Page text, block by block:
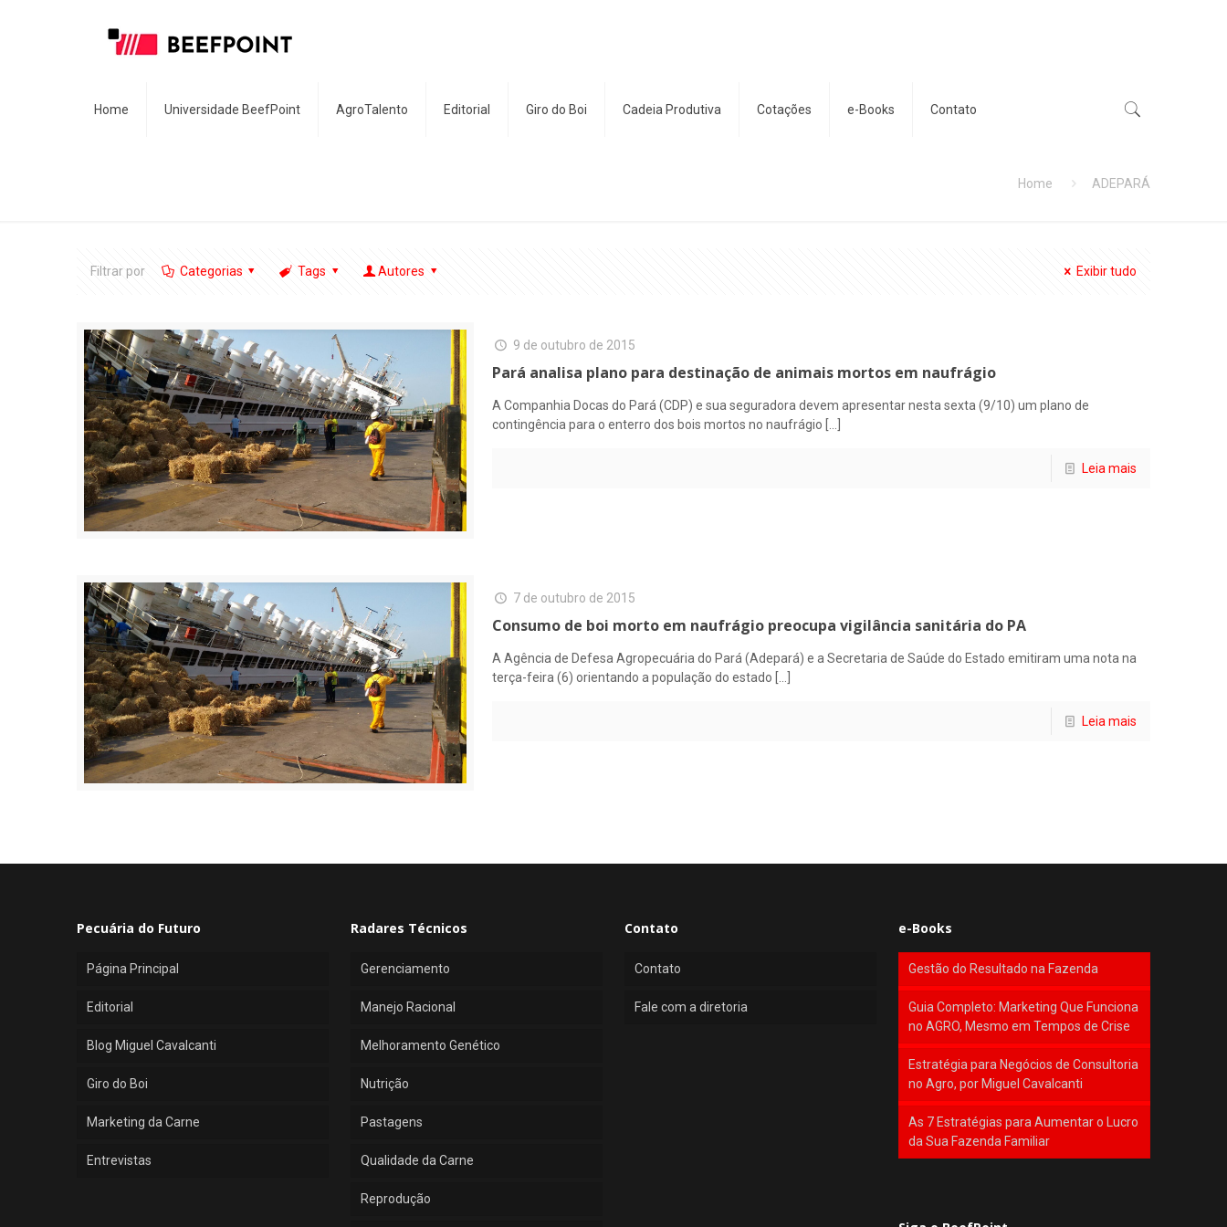
Home Universidade BeefPoint AgroTalento Editorial Giro do Boi Cadeia Produtiva Cotações e-Books Contato
Home ADEPARÁ
Filtrar por Categorias Tags Autores Exibir tudo
9 de outubro de 2015
Pará analisa plano para destinação de animais mortos em naufrágio
A Companhia Docas do Pará (CDP) e sua seguradora devem apresentar nesta sexta (9/10) um plano de
contingência para o enterro dos bois mortos no naufrágio
Leia mais
7 de outubro de 2015
Consumo de boi morto em naufrágio preocupa vigilância sanitária do PA
A Agência de Defesa Agropecuária do Pará (Adepará) e a Secretaria de Saúde do Estado emitiram uma nota na
terça-feira (6) orientando a população do estado
Leia mais
Pecuária do Futuro
Página Principal
Editorial
Blog Miguel Cavalcanti
Giro do Boi
Marketing da Carne
Entrevistas
Radares Técnicos
Gerenciamento
Manejo Racional
Melhoramento Genético
Nutrição
Pastagens
Qualidade da Carne
Reprodução
Contato
Contato
Fale com a diretoria
e-Books
Gestão do Resultado na Fazenda
Guia Completo: Marketing Que Funciona
no AGRO, Mesmo em Tempos de Crise
Estratégia para Negócios de Consultoria
no Agro, por Miguel Cavalcanti
As 7 Estratégias para Aumentar o Lucro
da Sua Fazenda Familiar